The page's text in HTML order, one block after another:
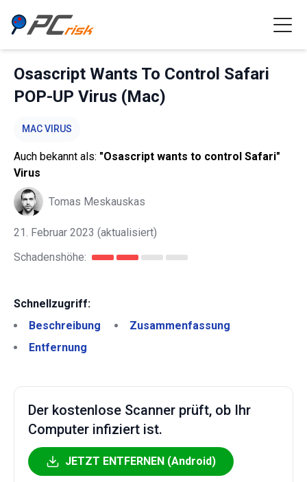
Osascript Wants To Control Safari
POP-UP Virus (Mac)
MAC VIRUS
Auch bekannt als: "Osascript wants to control Safari"
Virus
Tomas Meskauskas
21. Februar 2023 (aktualisiert)
Schadenshöhe:
Schnellzugriff:
Beschreibung
Zusammenfassung
Entfernung
Der kostenlose Scanner prüft, ob Ihr
Computer infiziert ist.
JETZT ENTFERNEN (Android)